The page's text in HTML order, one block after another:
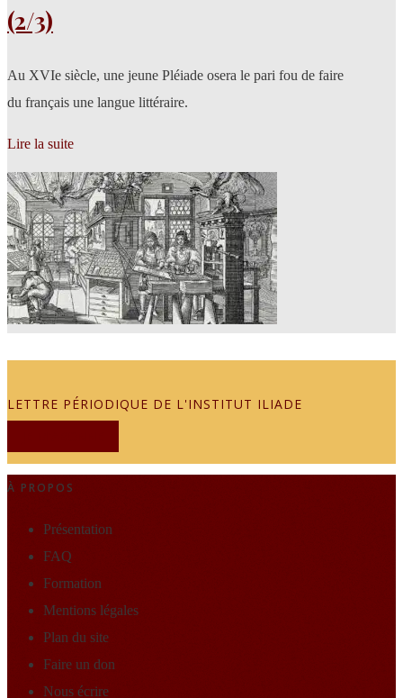
(2/3)
Au XVIe siècle, une jeune Pléiade osera le pari fou de faire
du français une langue littéraire.
Lire la suite
LETTRE PÉRIODIQUE DE L'INSTITUT ILIADE
À PROPOS
Présentation
FAQ
Formation
Mentions légales
Plan du site
Faire un don
Nous écrire